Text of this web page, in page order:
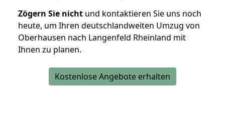
Zögern Sie nicht und kontaktieren Sie uns noch
heute, um Ihren deutschlandweiten Umzug von
Oberhausen nach Langenfeld Rheinland mit
Ihnen zu planen.
Kostenlose Angebote erhalten